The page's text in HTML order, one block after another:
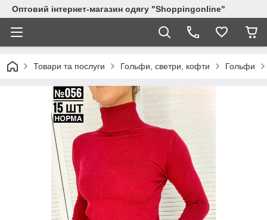
Оптовий інтернет-магазин одягу "Shoppingonline"
Товари та послуги Гольфи, светри, кофти Гольфи